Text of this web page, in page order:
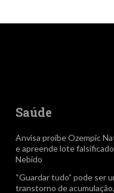
Saúde
Anvisa proíbe Ozempic
e apreende lote
Nebido
“Guardar tudo” pode ser
transtorno de acumulação,